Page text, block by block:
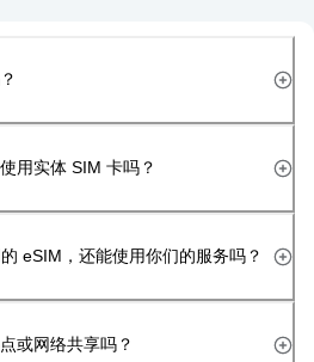
用实体 SIM 卡吗？
eSIM，还能使用你们的服务吗？
或网络共享吗？